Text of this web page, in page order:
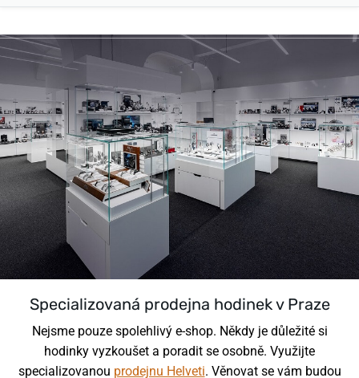
Specializovaná prodejna hodinek v Praze
Nejsme pouze spolehlivý e-shop. Někdy je důležité si
hodinky vyzkoušet a poradit se osobně. Využijte
specializovanou prodejnu Helveti. Věnovat se vám budou